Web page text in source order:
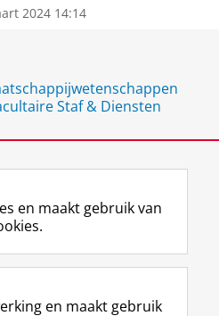
2024 14:14
Staf & Diensten
F
a
e
L
i
k
R
S
-
I
n
t
Y
o
T
en maakt gebruik van
en maakt gebruik